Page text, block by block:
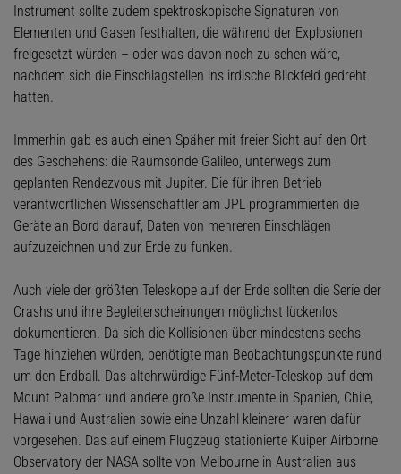
Instrument sollte zudem spektroskopische Signaturen von
Elementen und Gasen festhalten, die während der Explosionen
freigesetzt würden – oder was davon noch zu sehen wäre,
nachdem sich die Einschlagstellen ins irdische Blickfeld gedreht
hatten.
Immerhin gab es auch einen Späher mit freier Sicht auf den Ort
des Geschehens: die Raumsonde Galileo, unterwegs zum
geplanten Rendezvous mit Jupiter. Die für ihren Betrieb
verantwortlichen Wissenschaftler am JPL programmierten die
Geräte an Bord darauf, Daten von mehreren Einschlägen
aufzuzeichnen und zur Erde zu funken.
Auch viele der größten Teleskope auf der Erde sollten die Serie der
Crashs und ihre Begleiterscheinungen möglichst lückenlos
dokumentieren. Da sich die Kollisionen über mindestens sechs
Tage hinziehen würden, benötigte man Beobachtungspunkte rund
um den Erdball. Das altehrwürdige Fünf-Meter-Teleskop auf dem
Mount Palomar und andere große Instrumente in Spanien, Chile,
Hawaii und Australien sowie eine Unzahl kleinerer waren dafür
vorgesehen. Das auf einem Flugzeug stationierte Kuiper Airborne
Observatory der NASA sollte von Melbourne in Australien aus